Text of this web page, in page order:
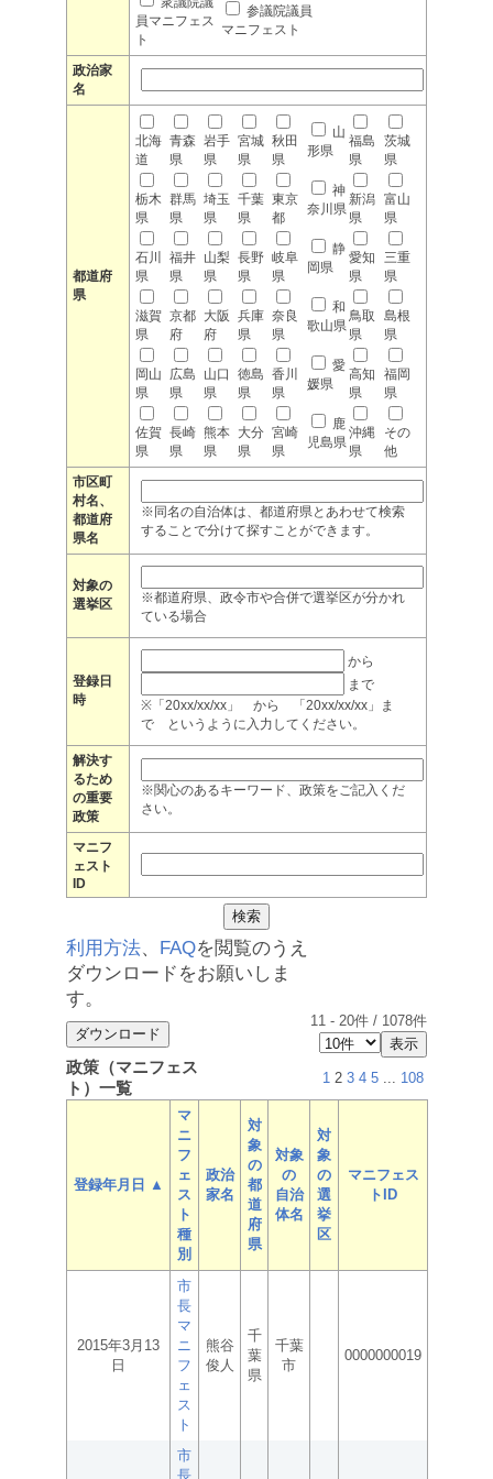
員マニフェス
ト
参議院議員
マニフェスト
政治家
名
都道府
県
北海
道
青森
県
岩手
県
宮城
県
秋田
県
山
形県
福島
県
茨城
県
栃木
県
群馬
県
埼玉
県
千葉
県
東京
都
神
奈川県
新潟
県
富山
県
石川
県
福井
県
山梨
県
長野
県
岐阜
県
静
岡県
愛知
県
三重
県
滋賀
県
京都
府
大阪
府
兵庫
県
奈良
県
和
歌山県
鳥取
県
島根
県
岡山
県
広島
県
山口
県
徳島
県
香川
県
愛
媛県
高知
県
福岡
県
佐賀
県
長崎
県
熊本
県
大分
県
宮崎
県
鹿
児島県
沖縄
県
その
他
市区町
村名、
都道府
県名
※同名の自治体は、都道府県とあわせて検索
することで分けて探すことができます。
対象の
選挙区
※都道府県、政令市や合併で選挙区が分かれ
ている場合
登録日
時
から
まで
※「20xx/xx/xx」 から 「20xx/xx/xx」ま
で というように入力してください。
解決す
るため
の重要
政策
※関心のあるキーワード、政策をご記入くだ
さい。
マニフ
ェスト
ID
利用方法、 FAQを閲覧のうえ
ダウンロードをお願いしま
す。
11 - 20件 / 1078件
政策（マニフェス
ト）一覧
1 2 3 4 5 ... 108
登録年月日 ▲
マ
ニ
フ
ェ
ス
ト
種
別
政治
家名
対
象
の
都
道
府
県
対象
の
自治
体名
対
象
の
選
挙
区
マニフェス
トID
2015年3月13
日
市
長
マ
ニ
フ
ェ
ス
ト
熊谷
俊人
千
葉
県
千葉
市
0000000019
市
長